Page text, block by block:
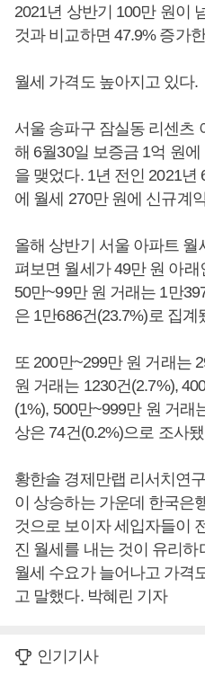
2021년 상반기 100만 원이
것과 비교하면 47.9% 증가
월세 가격도 높아지고 있다.
서울 송파구 잠실동 리센츠
해 6월30일 보증금 1억 원
을 맺었다. 1년 전인 2021년
에 월세 270만 원에 신규계
올해 상반기 서울 아파트
펴보면 월세가 49만 원 아
50만~99만 원 거래는 1만
은 1만686건(23.7%)로 집계
또 200만~299만 원 거래는
원 거래는 1230건(2.7%),
(1%), 500만~999만 원 거래
상은 74건(0.2%)으로 조사
황한솔 경제만랩 리서치연
이 상승하는 가운데 한국은
것으로 보이자 세입자들이
진 월세를 내는 것이 유리하
월세 수요가 늘어나고 가격
고 말했다. 박혜린 기자
인기기사